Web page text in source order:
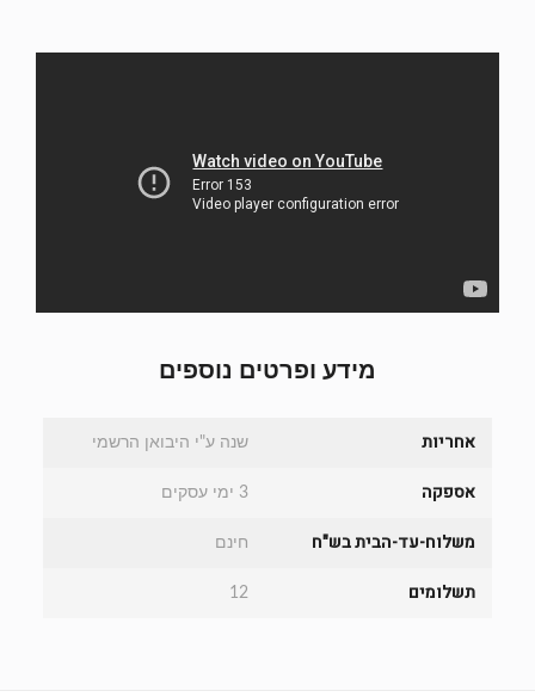
מידע ופרטים נוספים
אחריות שנה ע"י היבואן הרשמי
אספקה 3 ימי עסקים
משלוח-עד-הבית בש"ח חינם
תשלומים 12